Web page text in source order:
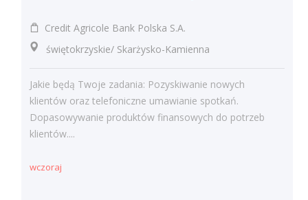
Credit Agricole Bank Polska S.A.
świętokrzyskie/ Skarżysko-Kamienna
Jakie będą Twoje zadania: Pozyskiwanie nowych
klientów oraz telefoniczne umawianie spotkań.
Dopasowywanie produktów finansowych do potrzeb
klientów....
wczoraj